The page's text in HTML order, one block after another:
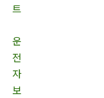
트
운
전
자
보